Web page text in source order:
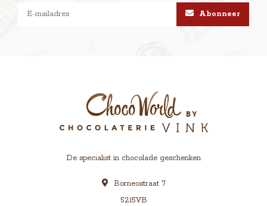
Abonneer
De specialist in chocolade geschenken
Borneostraat 7
5215VB